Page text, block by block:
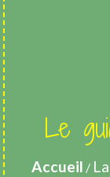
Le
Accueil /